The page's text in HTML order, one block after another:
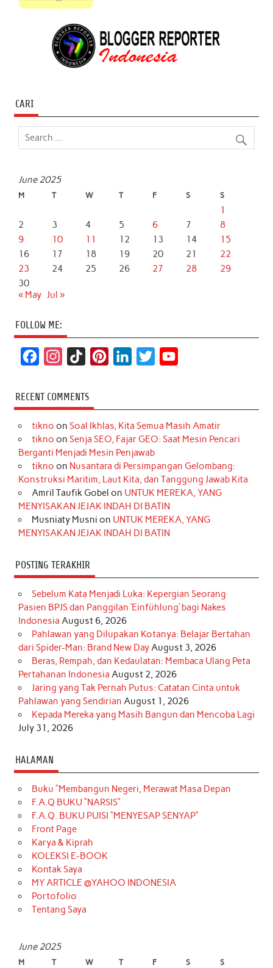
CARI
June 2025
M T W T F S S
1
2
3 4 5 6 7
8
9
10 11 12 13 14
15
16
17 18 19 20 21
22
23
24 25 26 27 28
29
30
« May Jul »
FOLLOW ME:
c
e
b
o
k
s
t
a
r
a
m
k
T
o
k
t
e
r
e
s
t
k
e
d
I
n
t
t
r
T
u
e
RECENT COMMENTS
tikno on Soal Ikhlas, Kita Semua Masih Amatir
tikno on Senja SEO, Fajar GEO: Saat Mesin Pencari
Berganti Menjadi Mesin Penjawab
tikno on Nusantara di Persimpangan Gelombang:
Konstruksi Maritim, Laut Kita, dan Tanggung Jawab Kita
Amril Taufik Gobel on UNTUK MEREKA, YANG
MENYISAKAN JEJAK INDAH DI BATIN
Musniaty Musni on UNTUK MEREKA, YANG
MENYISAKAN JEJAK INDAH DI BATIN
POSTING TERAKHIR
Sebelum Kata Menjadi Luka: Kepergian Seorang
Pasien BPJS dan Panggilan ‘Einfühlung’ bagi Nakes
Indonesia August 6, 2026
Pahlawan yang Dilupakan Kotanya: Belajar Bertahan
dari Spider-Man: Brand New DayAugust 3, 2026
Beras, Rempah, dan Kedaulatan: Membaca Ulang Peta
Pertahanan Indonesia August 2, 2026
Jaring yang Tak Pernah Putus: Catatan Cinta untuk
Pahlawan yang Sendirian August 1, 2026
Kepada Mereka yang Masih Bangun dan Mencoba Lagi
July 31, 2026
HALAMAN
Buku “Membangun Negeri, Merawat Masa Depan
F.A.Q BUKU “NARSIS”
F.A.Q. BUKU PUISI “MENYESAP SENYAP”
Front Page
Karya & Kiprah
KOLEKSI E-BOOK
Kontak Saya
MY ARTICLE @YAHOO INDONESIA
Portofolio
Tentang Saya
June 2025
M T W T F S S